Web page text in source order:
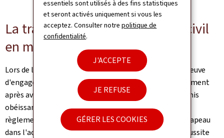
essentiels sont utilisés à des fins statistiques
et seront activés uniquement si vous les
acceptez. Consulter notrepolitique de
confidentialité.
J'ACCEPTE
JE REFUSE
GÉRER LES COOKIES
La transformation du candidat civil
en militaire
Lors de la cérémonie, 47 soldats volontaires faisant preuve
d'engagement, de droiture et de fiabilité ont prêté serment
après avoir réussi cette formation initiale. Ils ont promis
obéissance à la Constitution, aux lois de l'État, aux
règlements militaires et fidélité au Grand-Duc et au drapeau
dans l'accomplissement de leur service militaire. La réussite